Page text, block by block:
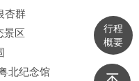
行程
概要
杏群
景区
北纪念馆